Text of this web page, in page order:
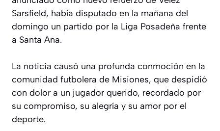
Sarsfield, había disputado en la mañana del
domingo un partido por la Liga Posadeña frente
a Santa Ana.
La noticia causó una profunda conmoción en la
comunidad futbolera de Misiones, que despidió
con dolor a un jugador querido, recordado por
su compromiso, su alegría y su amor por el
deporte.